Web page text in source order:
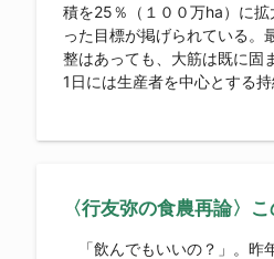
積を25％（１００万ha）に
った目標が掲げられている。
整はあっても、大筋は既に
1日には生産者を中心とする
〈行友弥の食農再論〉
「飲んでもいいの？」。昨